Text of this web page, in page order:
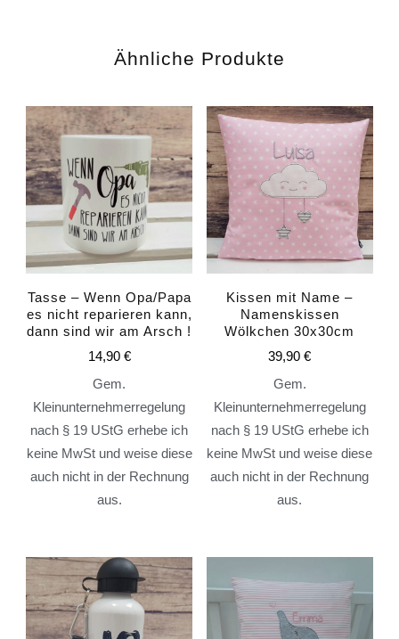
Ähnliche Produkte
Tasse – Wenn Opa/Papa
es nicht reparieren kann,
dann sind wir am Arsch !
14,90 €
Gem.
Kleinunternehmerregelung
nach § 19 UStG erhebe ich
keine MwSt und weise diese
auch nicht in der Rechnung
aus.
Kissen mit Name –
Namenskissen
Wölkchen 30x30cm
39,90€
Gem.
Kleinunternehmerregelung
nach § 19 UStG erhebe ich
keine MwSt und weise diese
auch nicht in der Rechnung
aus.